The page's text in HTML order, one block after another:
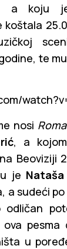
a koju
koštala
te
nosi
, a
Beoviziji
je
a sudeći
pesma
u